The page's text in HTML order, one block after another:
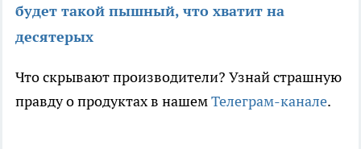
будет такой пышный, что хватит на
десятерых
Что скрывают производители? Узнай страшную
правду о продуктах в нашемТелеграм-канале.